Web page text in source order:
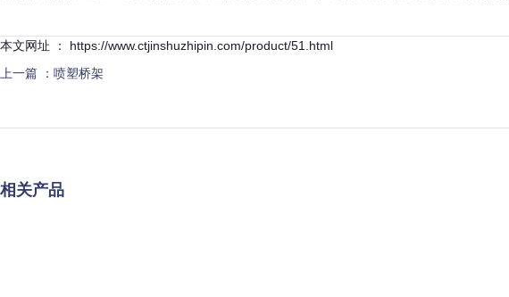
本文网址 ： https://www.ctjinshuzhipin.com/product/51.html
上一篇 ： 喷塑桥架
相关产品